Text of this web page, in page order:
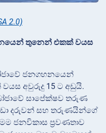
2.0)
තුනෙන් එකක් වයස
ජනගහනයෙන්
අවුරුදු 15 ට අඩුයි.
සාපේක්ෂව තරුණ
දරුවන් සහ තරුණයින්ගේ
ජනවිකාස ප්‍රවණතාව